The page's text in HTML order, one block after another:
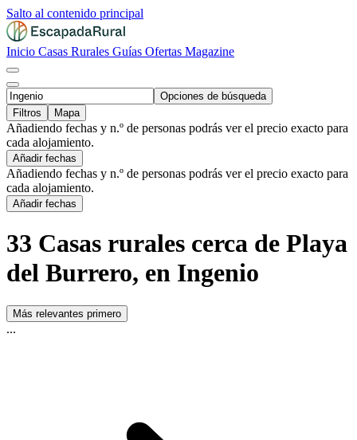
Salto al contenido principal
Inicio Casas Rurales Guías Ofertas Magazine
Opciones de búsqueda
Filtros
Mapa
Añadiendo fechas y n.º de personas podrás ver el precio exacto para
cada alojamiento.
Añadir fechas
Añadiendo fechas y n.º de personas podrás ver el precio exacto para
cada alojamiento.
Añadir fechas
33 Casas rurales cerca de Playa
del Burrero, en Ingenio
Más relevantes primero
...